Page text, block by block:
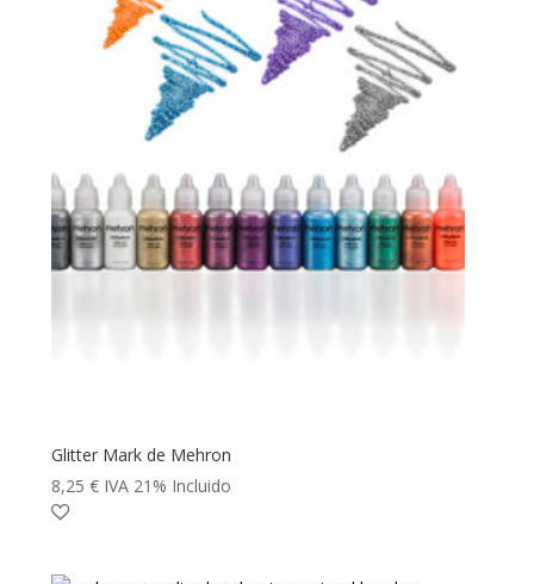
Glitter Mark de Mehron
8,25€ IVA 21% Incluido